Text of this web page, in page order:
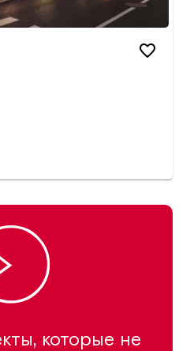
которые не